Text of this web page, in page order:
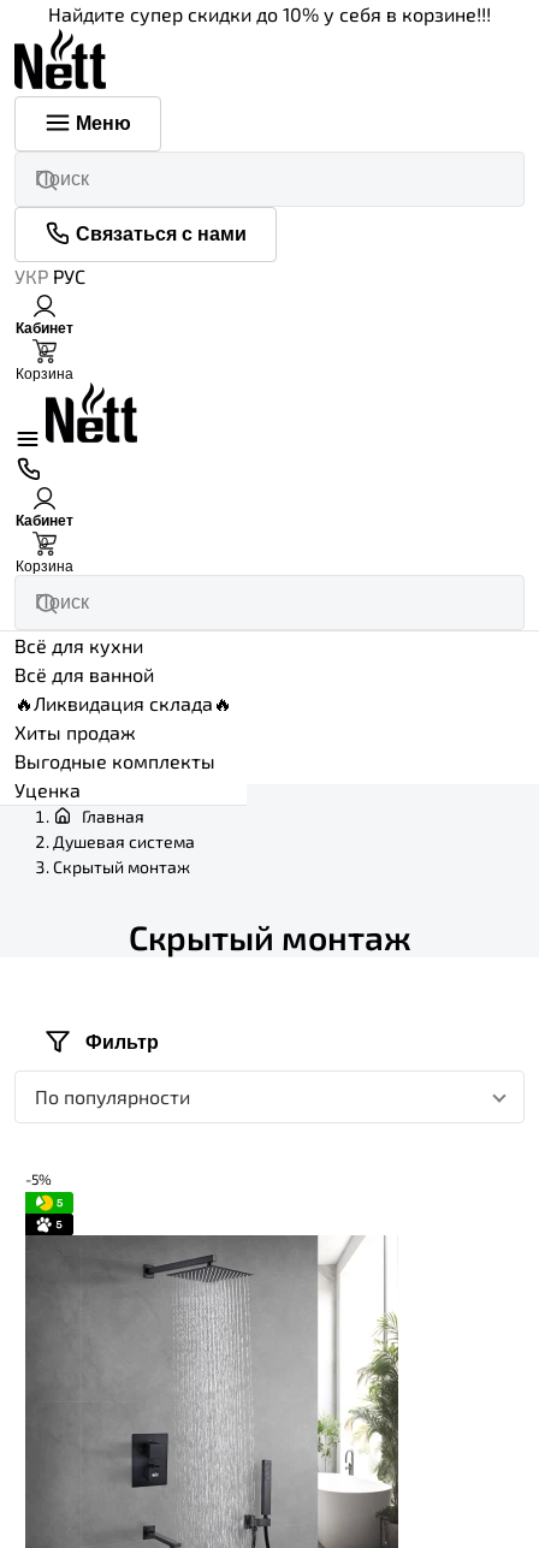
Найдите супер скидки до 10% у себя в корзине!!!
Меню
Связаться с нами
УКР РУС
Кабинет
0
Корзина
Кабинет
0
Корзина
Всё для кухни
Всё для ванной
🔥Ликвидация склада🔥
Хиты продаж
Выгодные комплекты
Уценка
Главная
Душевая система
Скрытый монтаж
Скрытый монтаж
Фильтр
По популярности
-5%